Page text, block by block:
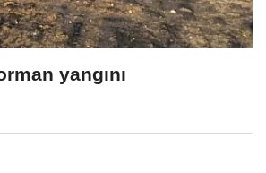
yangını